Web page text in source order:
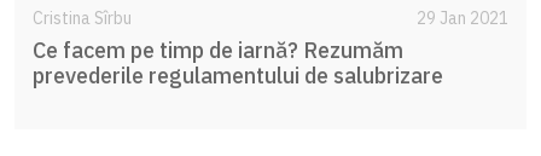
Cristina Sîrbu 29 Jan 2021
Ce facem pe timp de iarnă? Rezumăm
prevederile regulamentului de salubrizare